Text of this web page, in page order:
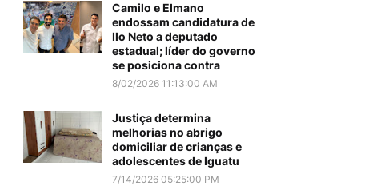
Camilo e Elmano
endossam candidatura de
Ilo Neto a deputado
estadual; líder do governo
se posiciona contra
8/02/2026 11:13:00 AM
Justiça determina
melhorias no abrigo
domiciliar de crianças e
adolescentes de Iguatu
7/14/2026 05:25:00 PM